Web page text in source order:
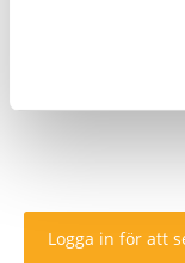
Logga in för att